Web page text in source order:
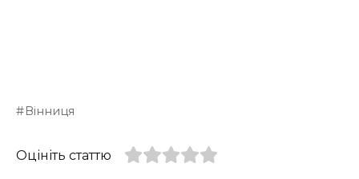
Вінниця
Оцініть статтю